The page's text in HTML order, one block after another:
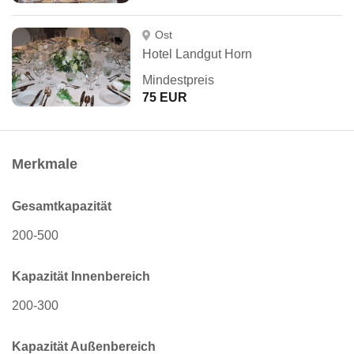
Ost
Hotel Landgut Horn
Mindestpreis
75 EUR
Merkmale
Gesamtkapazität
200-500
Kapazität Innenbereich
200-300
Kapazität Außenbereich